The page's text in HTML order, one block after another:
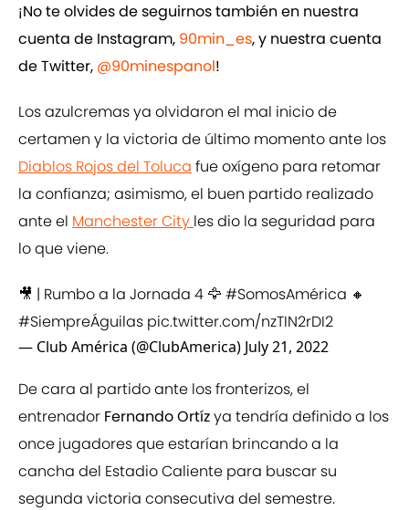
¡No te olvides de seguirnos también en nuestra
cuenta de Instagram, 90min_es, y nuestra cuenta
de Twitter, @90minespanol!
Los azulcremas ya olvidaron el mal inicio de
certamen y la victoria de último momento ante los
Diablos Rojos del Toluca fue oxígeno para retomar
la confianza; asimismo, el buen partido realizado
ante el Manchester City les dio la seguridad para
lo que viene.
🎥 | Rumbo a la Jornada 4 🦅 #SomosAmérica 🔸
#SiempreÁguilas pic.twitter.com/nzTIN2rDI2
— Club América (@ClubAmerica) July 21, 2022
De cara al partido ante los fronterizos, el
entrenador Fernando Ortízya tendría definido a los
once jugadores que estarían brincando a la
cancha del Estadio Caliente para buscar su
segunda victoria consecutiva del semestre.